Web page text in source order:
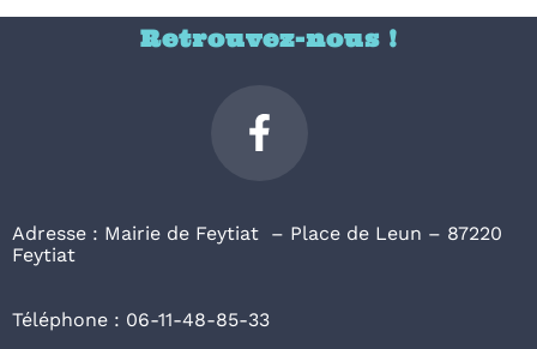
Retrouvez-nous !
Adresse : Mairie de Feytiat – Place de Leun – 87220
Feytiat
Téléphone : 06-11-48-85-33